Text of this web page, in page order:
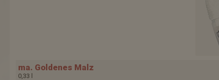
ma. Goldenes Malz
0,33 l